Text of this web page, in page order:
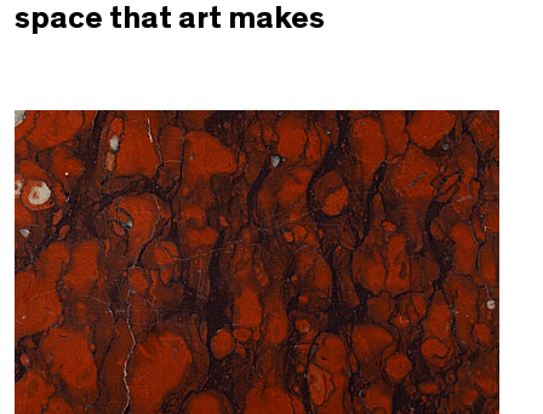
space that art makes